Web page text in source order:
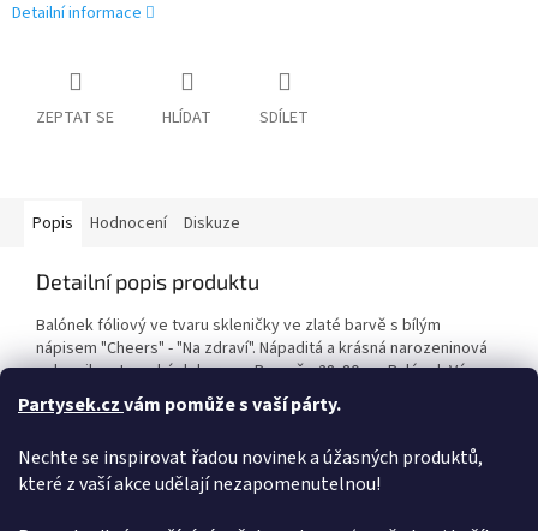
Partysek.czvám pomůže s vaší párty.
Nechte se inspirovat řadou novinek a úžasných produktů,
které z vaší akce udělají nezapomenutelnou!
Detailní informace
ZEPTAT SE HLÍDAT SDÍLET
Popis Hodnocení Diskuze
Detailní popis produktu
Balónek fóliový ve tvaru skleničky ve zlaté barvě s bílým
nápisem "Cheers" - "Na zdraví". Nápaditá a krásná narozeninová
nebo silvestrovská dekorace. Rozměr: 28x80 cm Balónek Vám
rádi naplníme heliem na naší prodejně, nebo si můžete vybrat z
naší široké nabídky jednorázových nádob plněných heliem.
použití - ovladání je snadné a zvládne jej hravě každý ! Takto
naplněný balónek vydrží létat cca 7-10 dní a dá se opakovaně